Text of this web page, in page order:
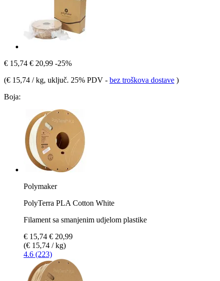
€ 15,74 € 20,99 -25%
(€ 15,74 / kg, uključ. 25% PDV - bez troškova dostave )
Boja:
Polymaker
PolyTerra PLA Cotton White
Filament sa smanjenim udjelom plastike
€ 15,74 € 20,99
(€ 15,74 / kg)
4.6 (223)